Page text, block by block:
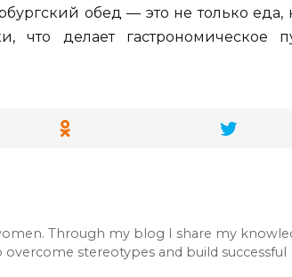
обед — это не только еда,
делает гастрономическое
Through my blog I share my
stereotypes and build successful